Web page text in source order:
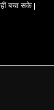
बचा सके |